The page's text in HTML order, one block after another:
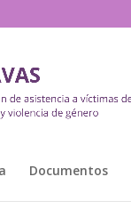
Documentos